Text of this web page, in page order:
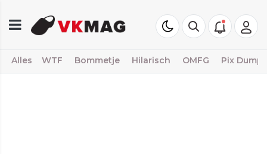
Alles WTF Bommetje Hilarisch OMFG Pix Dump